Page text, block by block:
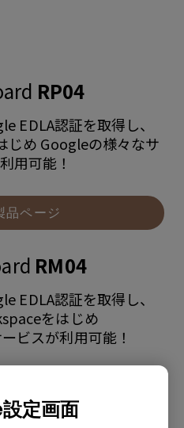
定画面
RP04
EDLA認証を取得し、
め Googleの様々なサ
用可能！
品ページ
RM04
EDLA認証を取得し、
をはじめ
ビスが利用可能！